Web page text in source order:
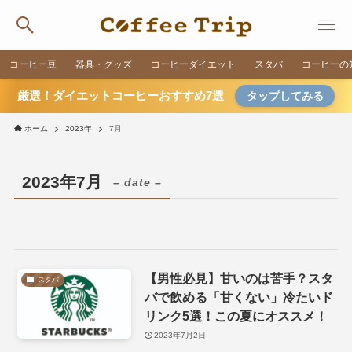
コーヒー豆 器具・グッズ コーヒーダイエット スタバ コーヒーの
厳選！ダイエットコーヒーおすすめ7選 タップしてみる
ホーム 2023年 7月
2023年7月 – date –
スタバ
【男性必見】甘いのは苦手？スタ
バで飲める「甘くない」冷たいド
リンク5選！この夏にオススメ！
2023年7月2日